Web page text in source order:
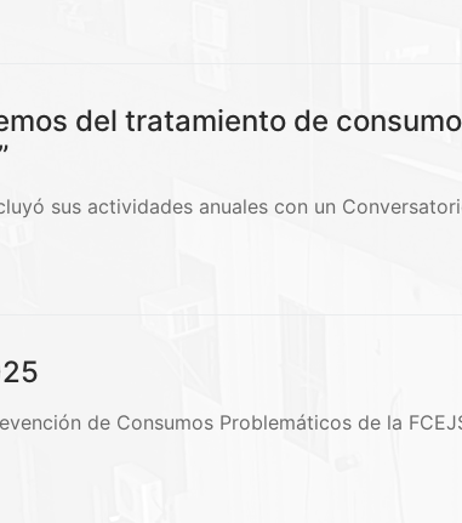
del tratamiento de
sus actividades anuales con un
de Consumos Problemáticos de la